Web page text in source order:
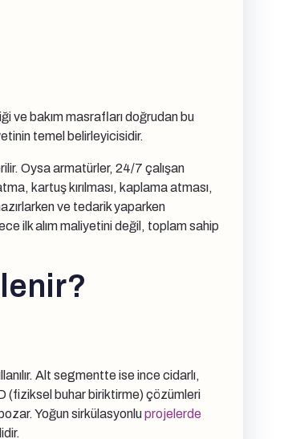
ve bakım masrafları doğrudan bu
temel belirleyicisidir.
Oysa armatürler, 24/7 çalışan
kartuş kırılması, kaplama atması,
ve tedarik yaparken
ilk alım maliyetini değil, toplam sahip
Alt segmentte ise ince cidarlı,
(fiziksel buhar biriktirme) çözümleri
Yoğun sirkülasyonluprojelerde